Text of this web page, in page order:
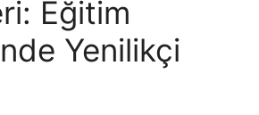
Eğitim
Yenilikçi